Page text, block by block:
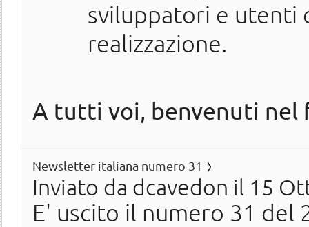
sviluppatori e utenti
realizzazione.
A tutti voi, benvenuti nel
Newsletter italiana numero 31
Inviato da dcavedon il 15
E' uscito il numero 31 del